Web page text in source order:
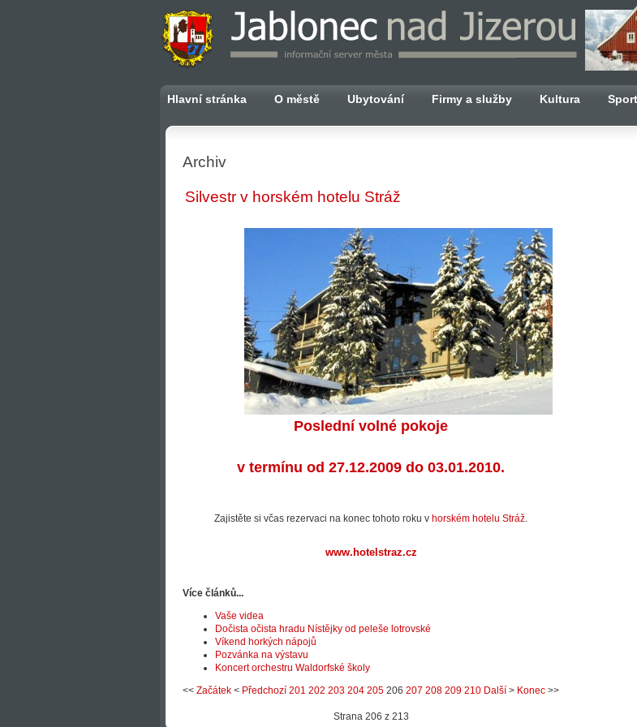
Hlavní stránka O městě Ubytování Firmy a služby Kultura Sport
Archiv
Silvestr v horském hotelu Stráž
Poslední volné pokoje
v termínu od 27.12.2009 do 03.01.2010.
Zajistěte si včas rezervaci na konec tohoto roku v horském hotelu Stráž.
www.hotelstraz.cz
Více článků...
Vaše videa
Dočista očista hradu Nístějky od peleše lotrovské
Víkend horkých nápojů
Pozvánka na výstavu
Koncert orchestru Waldorfské školy
<< Začátek < Předchozí 201 202 203 204 205 206 207 208 209 210 Další > Konec >>
Strana 206 z 213